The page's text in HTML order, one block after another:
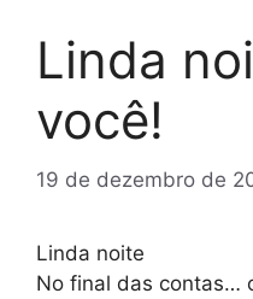
Linda
você!
19 de dezembro de
Linda noite
No final das contas…